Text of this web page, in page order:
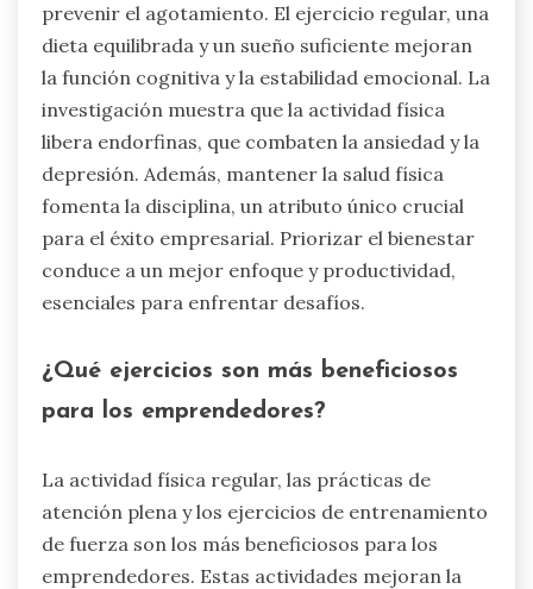
prevenir el agotamiento. El ejercicio regular, una
dieta equilibrada y un sueño suficiente mejoran
la función cognitiva y la estabilidad emocional. La
investigación muestra que la actividad física
libera endorfinas, que combaten la ansiedad y la
depresión. Además, mantener la salud física
fomenta la disciplina, un atributo único crucial
para el éxito empresarial. Priorizar el bienestar
conduce a un mejor enfoque y productividad,
esenciales para enfrentar desafíos.
¿Qué ejercicios son más beneficiosos
para los emprendedores?
La actividad física regular, las prácticas de
atención plena y los ejercicios de entrenamiento
de fuerza son los más beneficiosos para los
emprendedores. Estas actividades mejoran la